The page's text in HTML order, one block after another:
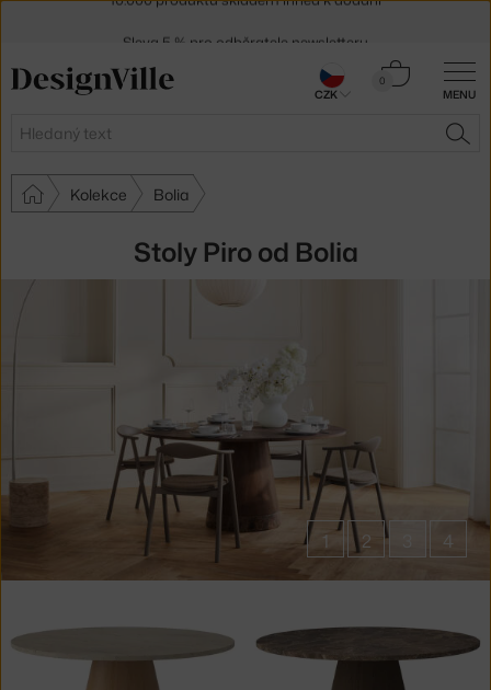
MENU
Hledat
0
Košík
Kolekce Bolia
Stoly Piro od Bolia
1 2 4
kolekci
30 dní na vrácení zboží
CZK